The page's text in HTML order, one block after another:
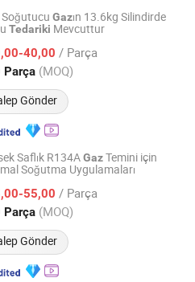
Soğutucu Gazın 13.6kg Silindirde
Tedariki Mevcuttur
40,00 / Parça
Parça (MOQ)
Gönder
Ltd.
Fiyat 2019
Saflık R134AGazTemini için
Soğutma Uygulamaları
55,00 / Parça
Parça (MOQ)
Gönder
Ltd.
Fiyat 2019